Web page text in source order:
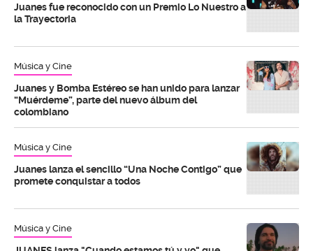
Juanes fue reconocido con un Premio Lo Nuestro a
la Trayectoria
Música y Cine
Juanes y Bomba Estéreo se han unido para lanzar
“Muérdeme”, parte del nuevo álbum del
colombiano
Música y Cine
Juanes lanza el sencillo “Una Noche Contigo” que
promete conquistar a todos
Música y Cine